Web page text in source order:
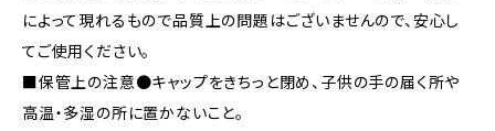
によって現れるもので品質上の問題はございませんので、安心し
てご使用ください。
■保管上の注意●キャップをきちっと閉め、子供の手の届く所や
高温・多湿の所に置かないこと。